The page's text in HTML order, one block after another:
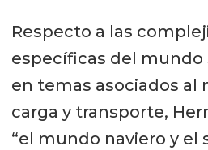
Respecto a las
específicas del
en temas asociados al
carga y transporte,
“el mundo naviero y el